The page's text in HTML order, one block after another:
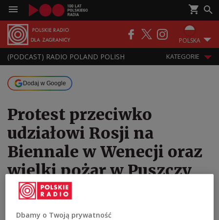
POLSKA
(PODCAST) RADIO POLAND POLISH KATEGORIE
Dodaj w Google
Protest przeciwko
udziałowi Rosji na
Biennale w Wenecji oraz
wielki pożar w Puszczy
Solskiej
Dbamy o Twoją prywatność